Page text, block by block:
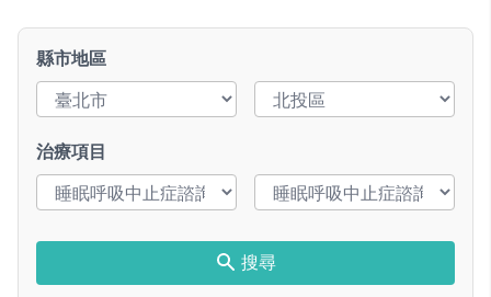
縣市地區
治療項目
搜尋